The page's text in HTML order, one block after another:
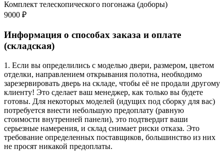
Комплект телескопического погонажа (доборы)
9000 ₽
Информация о способах заказа и оплате
(складская)
1. Если вы определились с моделью двери, размером, цветом
отделки, направлением открывания полотна, необходимо
зарезервировать дверь на складе, чтобы её не продали другому
клиенту! Это сделает ваш менеджер, как только вы будете
готовы. Для некоторых моделей (идущих под сборку для вас)
потребуется внести небольшую предоплату (равную
стоимости внутренней панели), это подтвердит ваши
серьезные намерения, и склад снимает риски отказа. Это
требование определенных поставщиков, большинство из них
не просят никакой предоплаты.